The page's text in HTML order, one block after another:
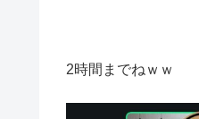
2時間までねｗｗ